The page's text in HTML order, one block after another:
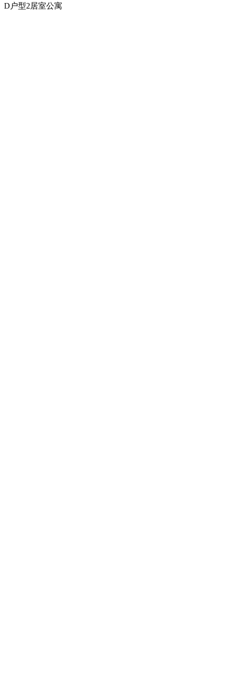
D户型2居室公寓